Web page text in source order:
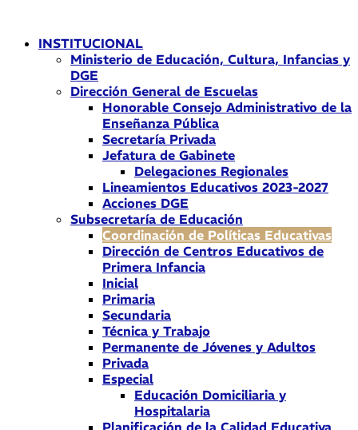
contenidoINSTITUCIONAL
Ministerio de Educación, Cultura, Infancias y
DGE
Dirección General de Escuelas
Honorable Consejo Administrativo de la
Enseñanza Pública
Secretaría Privada
Jefatura de Gabinete
Delegaciones Regionales
Lineamientos Educativos 2023-2027
Acciones DGE
Subsecretaría de Educación
Coordinación de Políticas Educativas
Dirección de Centros Educativos de
Primera Infancia
Inicial
Primaria
Secundaria
Técnica y Trabajo
Permanente de Jóvenes y Adultos
Privada
Especial
Educación Domiciliaria y
Hospitalaria
Planificación de la Calidad Educativa